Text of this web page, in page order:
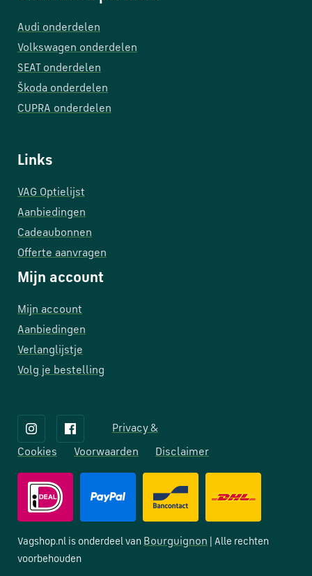
Audi onderdelen
Volkswagen onderdelen
SEAT onderdelen
Škoda onderdelen
CUPRA onderdelen
Links
VAG Optielijst
Aanbiedingen
Cadeaubonnen
Offerte aanvragen
Mijn account
Mijn account
Aanbiedingen
Verlanglijstje
Volg je bestelling
Privacy &
Cookies Voorwaarden Disclaimer
Vagshop.nl is onderdeel van Bourguignon | Alle rechten
voorbehouden